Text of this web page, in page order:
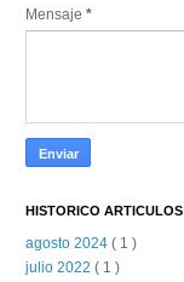
Mensaje *
HISTORICO ARTICULOS
agosto 2024 ( 1 )
julio 2022 ( 1 )